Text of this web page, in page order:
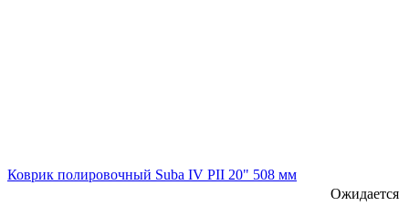
Коврик полировочный Suba IV PII 20" 508 мм
Ожидается